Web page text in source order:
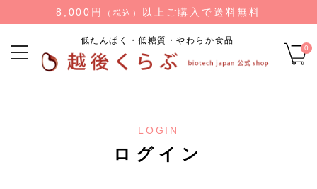
8,000円 （税込） 以上ご購入で送料無料
低たんぱく・低糖質・やわらか食品
0
LOGIN
ログイン